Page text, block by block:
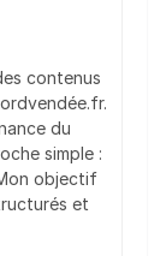
contenus
du
simple :
objectif
et